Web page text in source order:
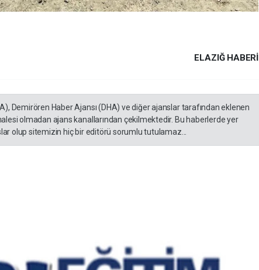
ELAZIĞ HABERİ
Demirören Haber Ajansı (DHA) ve diğer ajanslar tarafından eklenen
olmadan ajans kanallarından çekilmektedir. Bu haberlerde yer
olup sitemizin hiç bir editörü sorumlu tutulamaz...